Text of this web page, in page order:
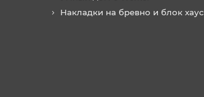
Накладки на бревно и блок хаус